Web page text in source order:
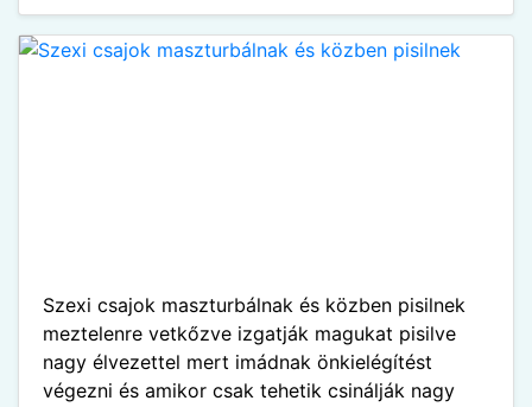
Szexi csajok maszturbálnak és közben pisilnek
meztelenre vetkőzve izgatják magukat pisilve
nagy élvezettel mert imádnak önkielégítést
végezni és amikor csak tehetik csinálják nagy